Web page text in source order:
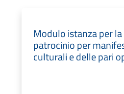
Modulo istanza per
patrocinio per
culturali e delle pari